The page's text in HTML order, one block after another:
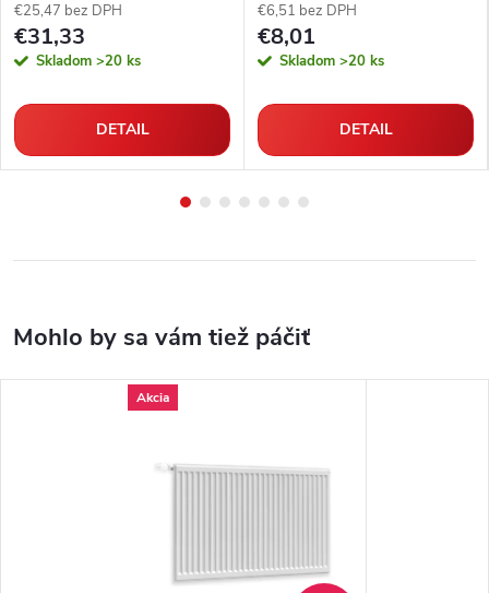
€25,47 bez DPH
€31,33
Skladom >20 ks
DETAIL
€6,51 bez DPH
€8,01
Skladom >20 ks
DETAIL
Akcia